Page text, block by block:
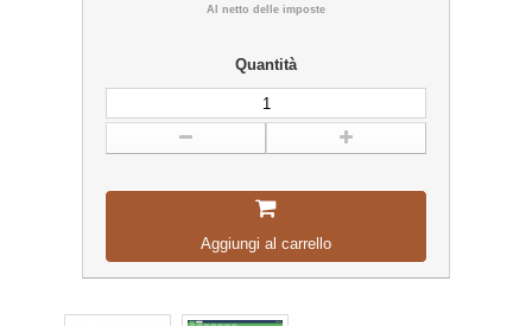
Al netto delle imposte
Quantità
Aggiungi al carrello